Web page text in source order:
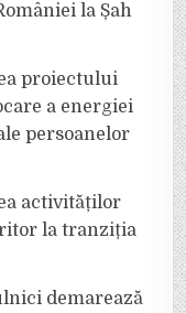
la Șah
proiectului
a energiei
persoanelor
activităților
la tranziția
demarează